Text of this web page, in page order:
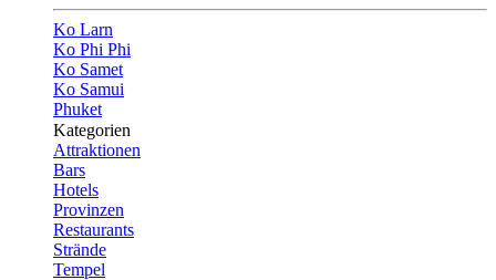
Ko Larn
Ko Phi Phi
Ko Samet
Ko Samui
Phuket
Kategorien
Attraktionen
Bars
Hotels
Provinzen
Restaurants
Strände
Tempel